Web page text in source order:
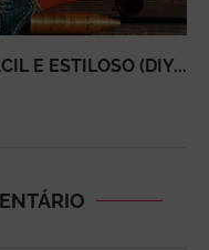
E ESTILOSO (DIY...